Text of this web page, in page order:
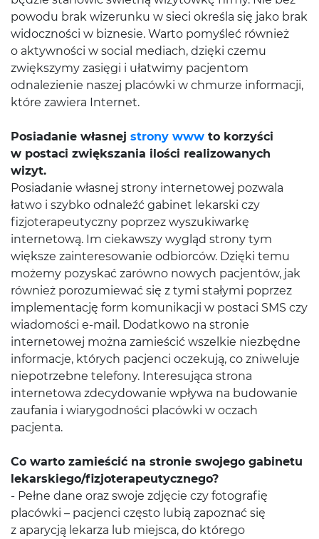
powodu brak wizerunku w sieci określa się jako brak
widoczności w biznesie. Warto pomyśleć również
o aktywności w social mediach, dzięki czemu
zwiększymy zasięgi i ułatwimy pacjentom
odnalezienie naszej placówki w chmurze informacji,
które zawiera Internet.
Posiadanie własnej strony www to korzyści
w postaci zwiększania ilości realizowanych
wizyt.
Posiadanie własnej strony internetowej pozwala
łatwo i szybko odnaleźć gabinet lekarski czy
fizjoterapeutyczny poprzez wyszukiwarkę
internetową. Im ciekawszy wygląd strony tym
większe zainteresowanie odbiorców. Dzięki temu
możemy pozyskać zarówno nowych pacjentów, jak
również porozumiewać się z tymi stałymi poprzez
implementację form komunikacji w postaci SMS czy
wiadomości e-mail. Dodatkowo na stronie
internetowej można zamieścić wszelkie niezbędne
informacje, których pacjenci oczekują, co zniweluje
niepotrzebne telefony. Interesująca strona
internetowa zdecydowanie wpływa na budowanie
zaufania i wiarygodności placówki w oczach
pacjenta.
Co warto zamieścić na stronie swojego gabinetu
lekarskiego/fizjoterapeutycznego?
- Pełne dane oraz swoje zdjęcie czy fotografię
placówki – pacjenci często lubią zapoznać się
z aparycją lekarza lub miejsca, do którego